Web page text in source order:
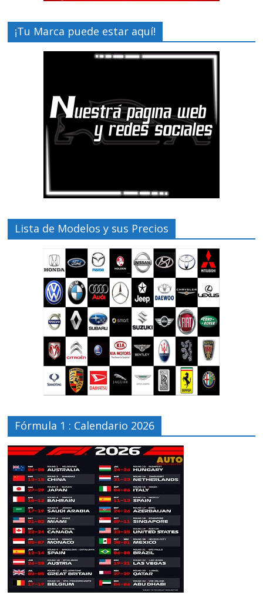
¡Tu Marca puede estar aquí!
Lista de Modelos y sus Precios
Fórmula 1 : Calendario 2026